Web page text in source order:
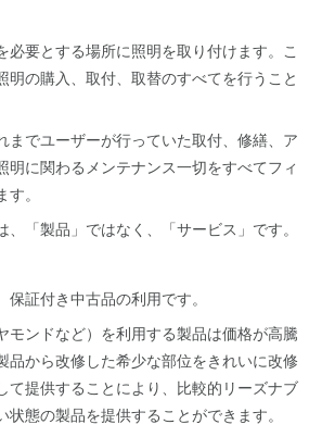
必要とする場所に照明を取り付けます。こ
明の購入、取付、取替のすべてを行うこと
までユーザーが行っていた取付、修繕、ア
明に関わるメンテナンス一切をすべてフィ
。
、「製品」ではなく、「サービス」です。
証付き中古品の利用です。
モンドなど）を利用する製品は価格が高騰
品から改修した希少な部位をきれいに改修
て提供することにより、比較的リーズナブ
状態の製品を提供することができます。